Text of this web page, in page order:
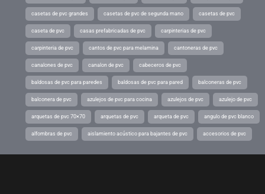
casetas de pvc grandes casetas de pvc de segunda mano casetas de pvc
caseta de pvc casas prefabricadas de pvc carpinterias de pvc
carpinteria de pvc cantos de pvc para melamina cantoneras de pvc
canalones de pvc canalon de pvc cabeceros de pvc
baldosas de pvc para paredes baldosas de pvc para pared balconeras de pvc
balconera de pvc azulejos de pvc para cocina azulejos de pvc azulejo de pvc
arquetas de pvc 70×70 arquetas de pvc arqueta de pvc angulo de pvc blanco
alfombras de pvc aislamiento acústico para bajantes de pvc accesorios de pvc